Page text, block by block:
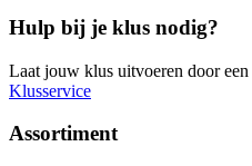
Hulp bij je klus nodig?
Laat jouw klus uitvoeren door
Klusservice
Assortiment